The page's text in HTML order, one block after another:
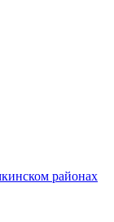
районах